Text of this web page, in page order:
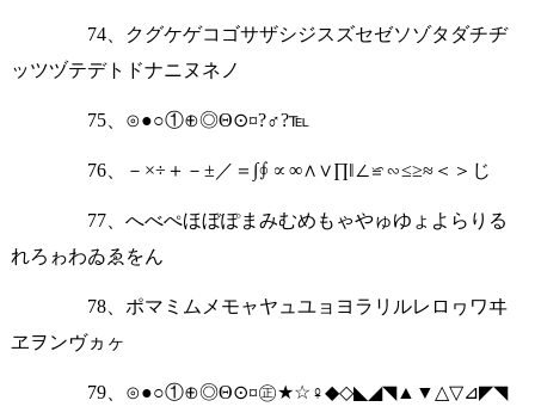
74、クグケゲコゴサザシジスズセゼソゾタダチヂ
ッツヅテデトドナニヌネノ
75、⊙●○①⊕◎Θ⊙¤?♂?℡
76、－×÷＋－±／＝∫∮∝∞∧∨∏‖∠≌∽≤≥≈＜＞じ
77、へべぺほぼぽまみむめもゃやゅゆょよらりる
れろゎわゐゑをん
78、ポマミムメモャヤュユョヨラリルレロヮワヰ
ヱヲンヴヵヶ
79、⊙●○①⊕◎Θ⊙¤㊣★☆♀◆◇◣◢◥▲▼△▽⊿◤◥